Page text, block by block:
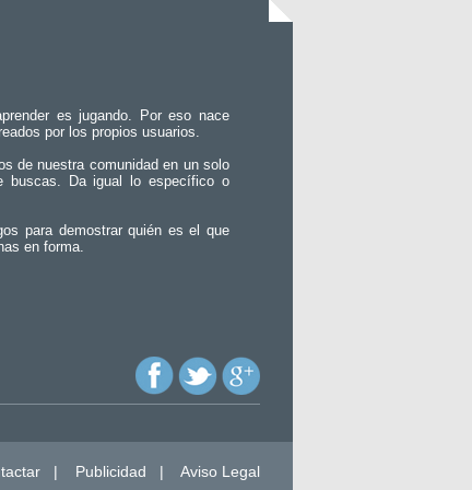
es jugando. Por eso nace
por los propios usuarios.
de nuestra comunidad en un solo
buscas. Da igual lo específico o
para demostrar quién es el que
en forma.
| Publicidad | Aviso Legal